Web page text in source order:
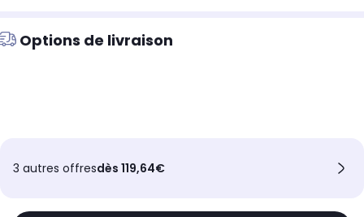
Options de livraison
3 autres offresdès 119,64€